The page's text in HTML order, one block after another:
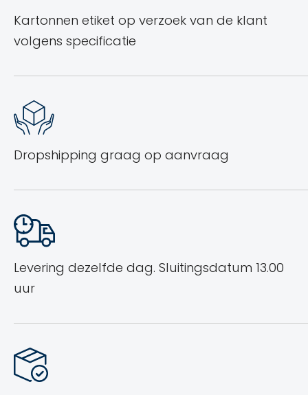
Kartonnen etiket op verzoek van de klant
volgens specificatie
Dropshipping graag op aanvraag
Levering dezelfde dag. Sluitingsdatum 13.00
uur